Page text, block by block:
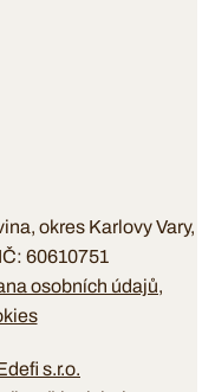
okres Karlovy Vary,
60610751
osobních údajů
s.r.o.